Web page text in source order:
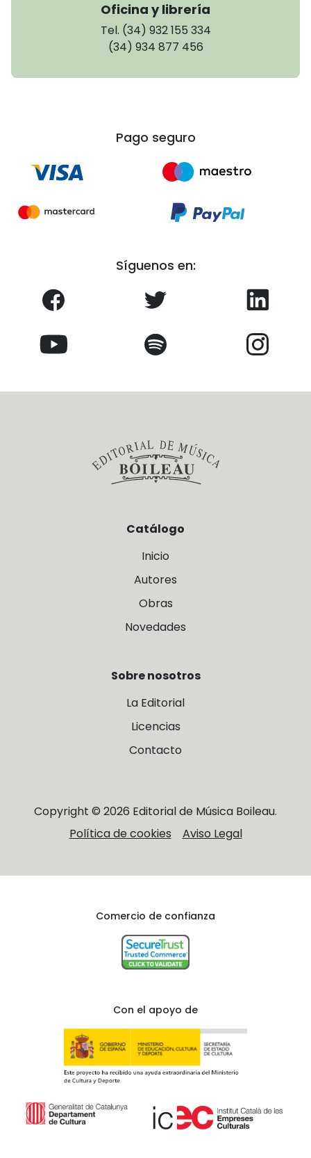
Oficina y librería
Tel. (34) 932 155 334
(34) 934 877 456
Pago seguro
Síguenos en:
Catálogo
Inicio
Autores
Obras
Novedades
Sobre nosotros
La Editorial
Licencias
Contacto
Copyright © 2026 Editorial de Música Boileau.
Política de cookies
Aviso Legal
Comercio de confianza
Con el apoyo de